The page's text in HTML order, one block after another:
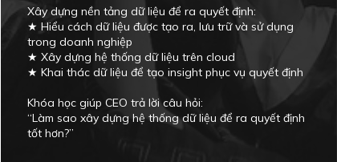
Xây dựng nền tảng dữ liệu để ra quyết định:
★ Hiểu cách dữ liệu được tạo ra, lưu trữ và sử dụng
trong doanh nghiệp
★ Xây dựng hệ thống dữ liệu trên cloud
★ Khai thác dữ liệu để tạo insight phục vụ quyết định
Khóa học giúp CEO trả lời câu hỏi:
“Làm sao xây dựng hệ thống dữ liệu để ra quyết định
tốt hơn?”